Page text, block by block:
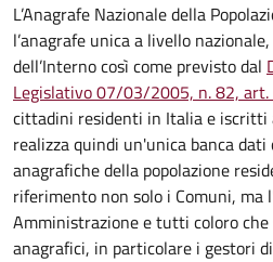
L’Anagrafe Nazionale della
l’anagrafe unica a livello
dell’Interno così come previsto dal
Legislativo 07/03/2005, n. 82, art.
cittadini residenti in Italia e iscritti
realizza quindi un'unica banca
anagrafiche della popolazione
riferimento non solo i Comuni, ma
Amministrazione e tutti coloro
anagrafici, in particolare i gestori